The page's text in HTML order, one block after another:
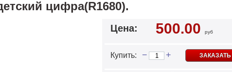
цифра(R1680).
Цена: 500.00 руб
Купить: − + ЗАКАЗАТЬ